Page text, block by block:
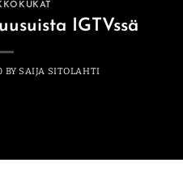
IGTVssä
BYSAIJA SITOLAHTI